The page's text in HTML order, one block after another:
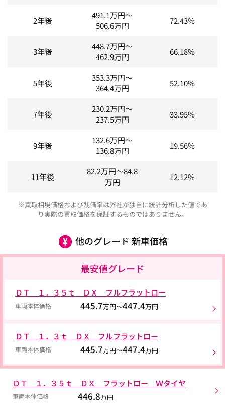
2年後 491.1万円～
506.6万円 72.43%
3年後 448.7万円～
462.9万円 66.18%
5年後 353.3万円～
364.4万円 52.10%
7年後 230.2万円～
237.5万円 33.95%
9年後 132.6万円～
136.8万円 19.56%
11年後 82.2万円～84.8
万円
12.12%
※買取相場価格および残価率は弊社が独自に統計分析した値であ
り実際の買取価格を保証するものではありません。
他のグレード 新車価格
最安値グレード
ＤＴ １．３５ｔ ＤＸ フルフラットロー
車両本体価格 445.7万円～447.4万円
ＤＴ １．３ｔ ＤＸ フルフラットロー
車両本体価格 445.7万円～447.4万円
ＤＴ １．３５ｔ ＤＸ フラットロー Ｗタイヤ
車両本体価格 446.8万円